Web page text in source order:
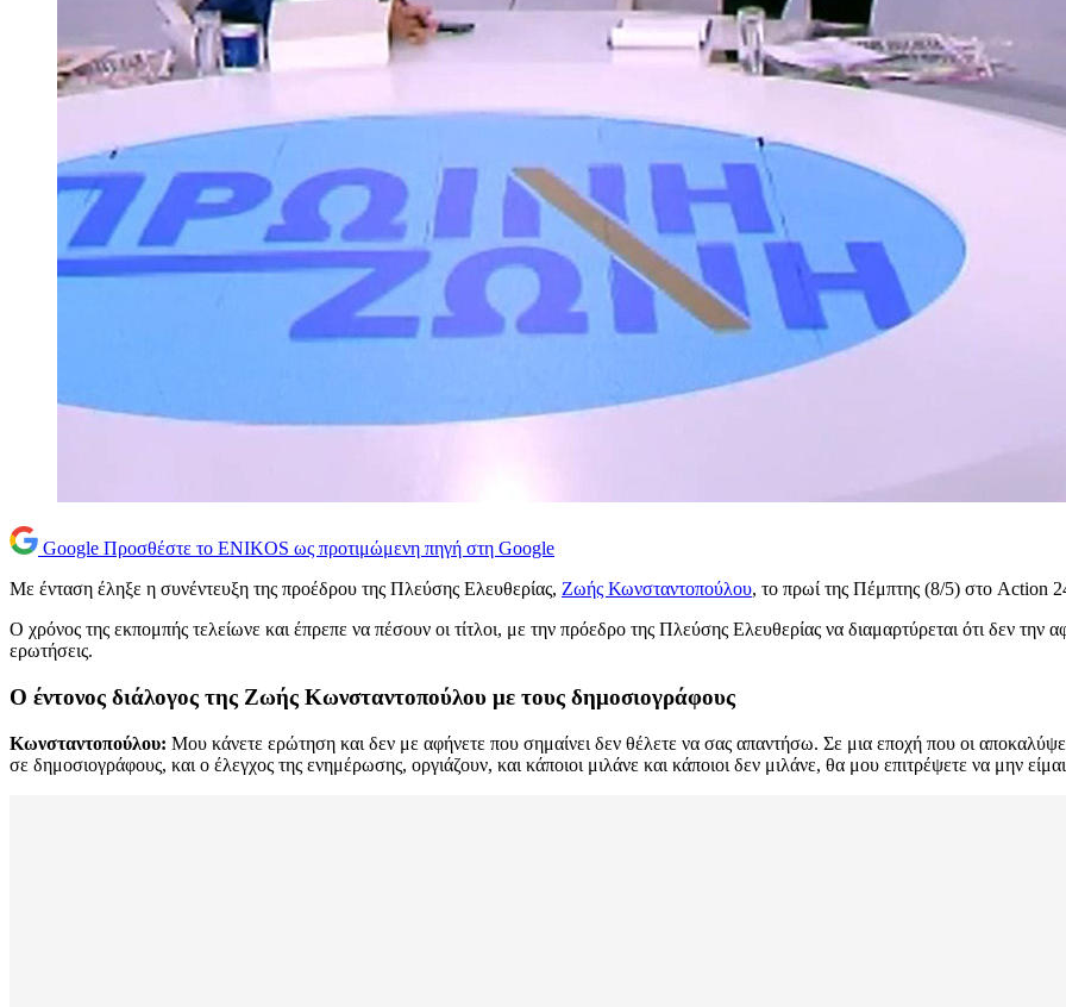
Google Προσθέστε το ENIKOS ως προτιμώμενη πηγή στη Google
Με ένταση έληξε η συνέντευξη της προέδρου της Πλεύσης Ελευθερίας, Ζωής Κωνσταντοπούλου, το πρωί της Πέμπτης (8/5) στο Action
Ο χρόνος της εκπομπής τελείωνε και έπρεπε να πέσουν οι τίτλοι, με την πρόεδρο της Πλεύσης Ελευθερίας να διαμαρτύρεται ότι δεν την
ερωτήσεις.
Ο έντονος διάλογος της Ζωής Κωνσταντοπούλου με τους δημοσιογράφους
Κωνσταντοπούλου: Μου κάνετε ερώτηση και δεν με αφήνετε που σημαίνει δεν θέλετε να σας απαντήσω. Σε μια εποχή που οι
σε δημοσιογράφους, και ο έλεγχος της ενημέρωσης, οργιάζουν, και κάποιοι μιλάνε και κάποιοι δεν μιλάνε, θα μου επιτρέψετε να μην